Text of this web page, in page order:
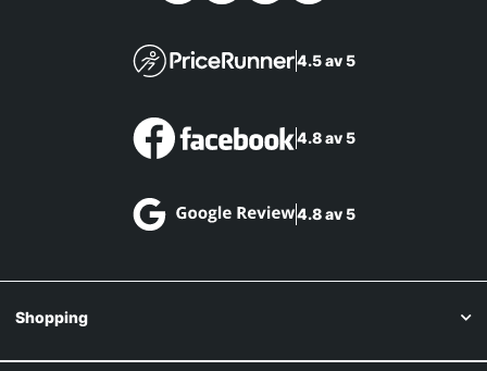
4.5 av 5
4.8 av 5
4.8 av 5
Shopping